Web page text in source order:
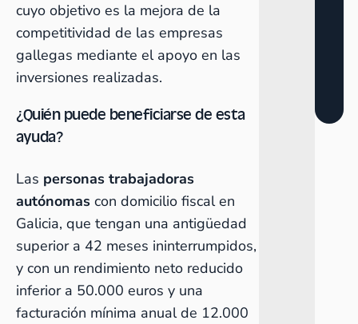
cuyo objetivo es la mejora de la
competitividad de las empresas
gallegas mediante el apoyo en las
inversiones realizadas.
¿Quién puede beneficiarse de esta
ayuda?
Las personas trabajadoras
autónomas con domicilio fiscal en
Galicia, que tengan una antigüedad
superior a 42 meses ininterrumpidos,
y con un rendimiento neto reducido
inferior a 50.000 euros y una
facturación mínima anual de 12.000